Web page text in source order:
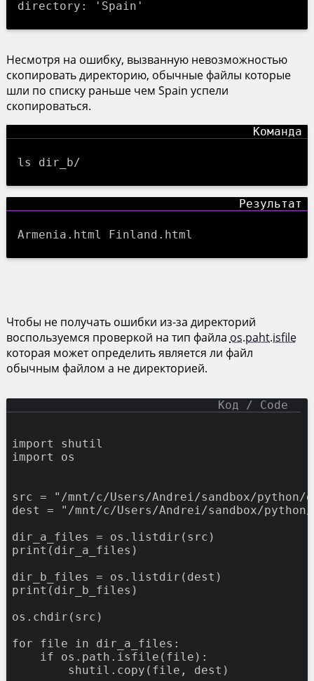
Несмотря на ошибку, вызванную невозможностью
скопировать директорию, обычные файлы которые
шли по списку раньше чем Spain успели
скопироваться.
ls dir_b/
Armenia.html Finland.html
Чтобы не получать ошибки из-за директорий
воспользуемся проверкой на тип файла os.paht.isfile
которая может определить является ли файл
обычным файлом а не директорией.
import
shutil
import
os
src =
"/mnt/c/Users/Andrei/sandbox/python/
dest
=
"/mnt/c/Users/Andrei/sandbox/
dir_a_files
=
os.listdir(src)
print (dir_a_files)
dir_b_files
=
os.listdir(dest)
print (dir_b_files)
os.chdir(src)
for
file in
dir_a_files:
if
os.path.isfile( file ):
shutil.copy( file , dest)